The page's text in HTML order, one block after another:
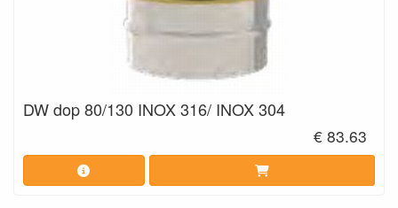
DW dop 80/130 INOX 316/ INOX 304
€ 83.63